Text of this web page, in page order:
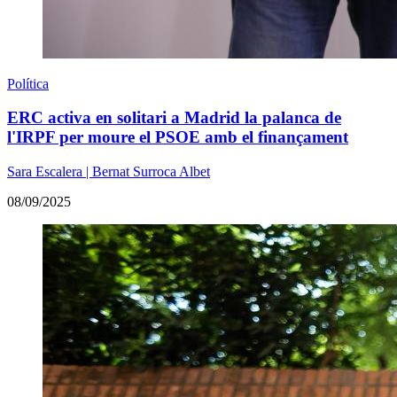
Política
ERC activa en solitari a Madrid la palanca de
l'IRPF per moure el PSOE amb el finançament
Sara Escalera | Bernat Surroca Albet
08/09/2025